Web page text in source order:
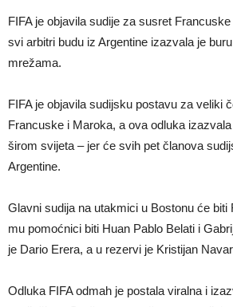
FIFA je objavila sudije za susret
svi arbitri budu iz Argentine izazvala je
mrežama.
FIFA je objavila sudijsku postavu za veliki
Francuske i Maroka, a ova odluka
širom svijeta – jer će svih pet članova
Argentine.
Glavni sudija na utakmici u Bostonu će biti
mu pomoćnici biti Huan Pablo Belati i
je Dario Erera, a u rezervi je Kristijan
Odluka FIFA odmah je postala viralna i